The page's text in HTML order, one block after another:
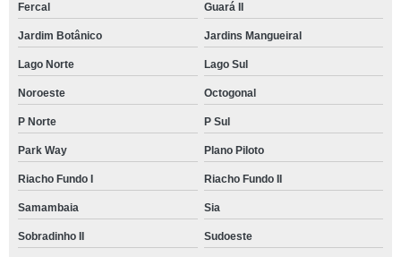
Fercal Guará II
Jardim Botânico Jardins Mangueiral
Lago Norte Lago Sul
Noroeste Octogonal
P Norte P Sul
Park Way Plano Piloto
Riacho Fundo I Riacho Fundo II
Samambaia Sia
Sobradinho II Sudoeste